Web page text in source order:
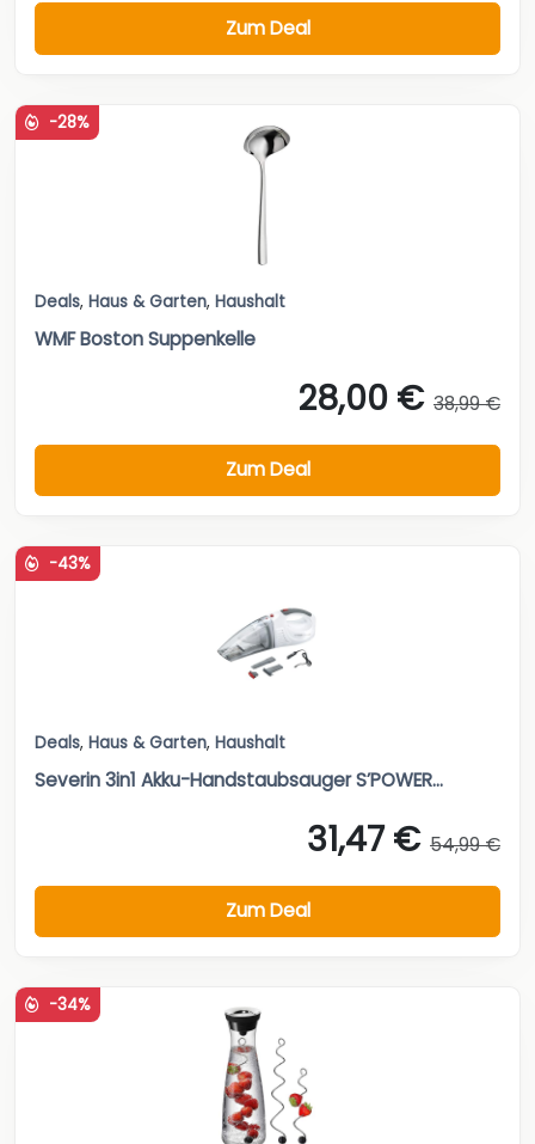
Zum Deal
-28%
Deals, Haus & Garten, Haushalt
WMF Boston Suppenkelle
28,00 € 38,99 €
Zum Deal
-43%
Deals, Haus & Garten, Haushalt
Severin 3in1 Akku-Handstaubsauger S’POWER...
31,47 € 54,99 €
Zum Deal
-34%